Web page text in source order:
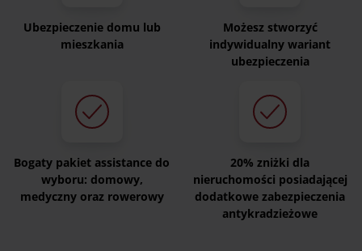
Ubezpieczenie domu lub
mieszkania
Możesz stworzyć
indywidualny wariant
ubezpieczenia
Bogaty pakiet assistance do
wyboru: domowy,
medyczny oraz rowerowy
20% zniżki dla
nieruchomości posiadającej
dodatkowe zabezpieczenia
antykradzieżowe